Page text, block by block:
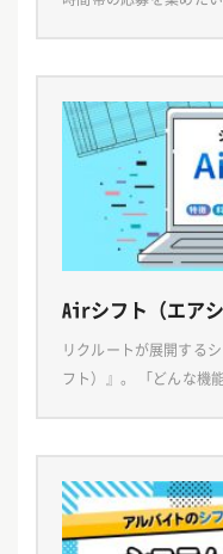
Airシフト（エア
リクルートが展開する
フト）』。 「どんな機